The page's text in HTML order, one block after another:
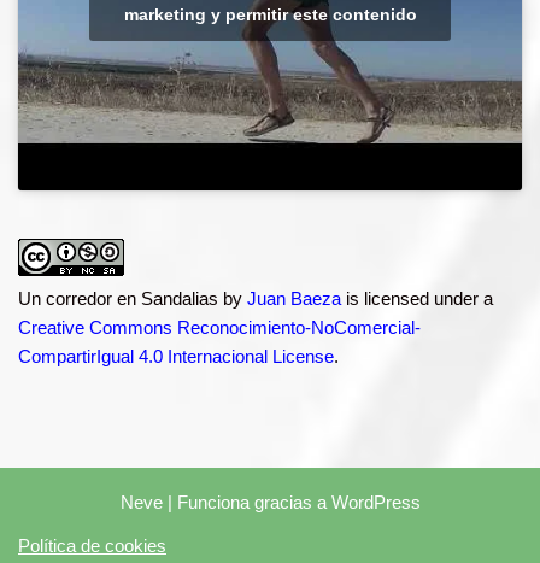
marketing y permitir este contenido
Un corredor en Sandalias by Juan Baeza is licensed under a
Creative Commons Reconocimiento-NoComercial-
CompartirIgual 4.0 Internacional License.
Neve| Funciona gracias a WordPress
Política de cookies